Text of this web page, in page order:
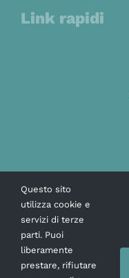
Link rapidi
Questo sito
utilizza cookie e
servizi di terze
parti. Puoi
liberamente
prestare, rifiutare